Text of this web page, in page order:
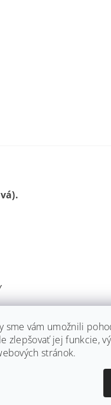
sme vám umožnili
zlepšovať jej funkcie,
stránok.